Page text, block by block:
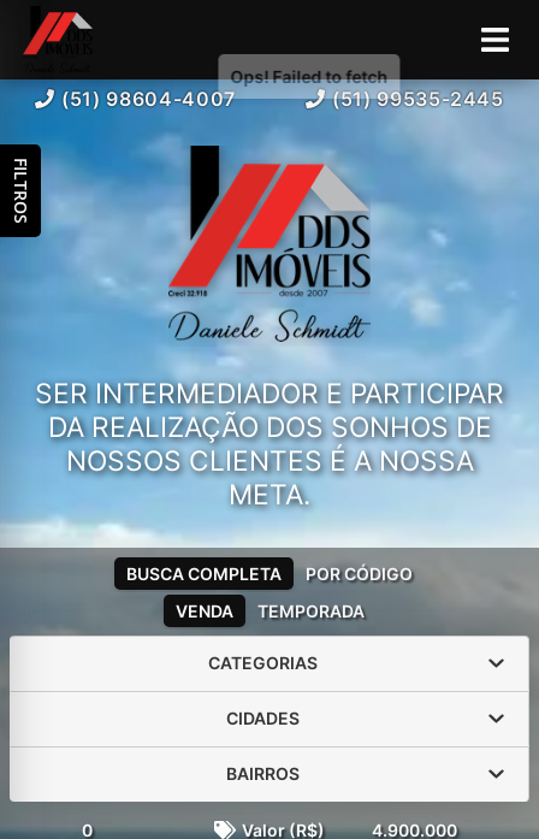
(51) 98604-4007 (51) 99535-2445
SER INTERMEDIADOR E PARTICIPAR
DA REALIZAÇÃO DOS SONHOS DE
NOSSOS CLIENTES É A NOSSA
META.
VENDA TEMPORADA
BUSCA COMPLETA POR CÓDIGO
CATEGORIAS
CIDADES
BAIRROS
0 Valor (R$) 4.900.000
FILTROS